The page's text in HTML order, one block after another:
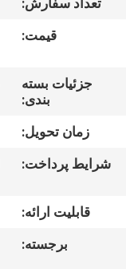
تماس
بگیرید
درخواست
تعداد سفارش:
قیمت:
جزئیات بسته
بندی:
زمان تحویل:
شرایط پرداخت:
قابلیت ارائه:
برجسته: